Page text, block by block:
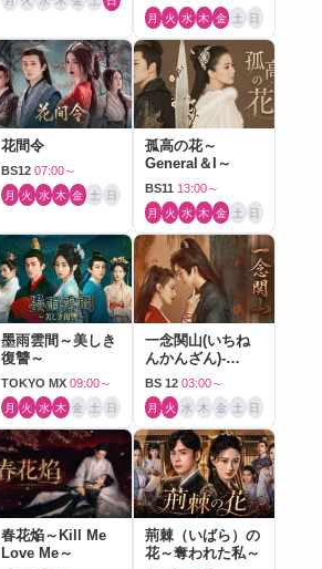
月 火 水 木 金 土 日
花間令
BS12 07:00～
月 火 水 木 金 土 日
孤高の花～
General＆I～
BS11 13:00～
月 火 水 木 金 土 日
墨雨雲間～美しき
復讐～
TOKYO MX 09:00～
月 火 水 木 金 土 日
一念関山(いちね
んかんざん)-
Journey to Love-
BS 12 03:00～
月 火 水 木 金 土 日
春花焔～Kill Me
Love Me～
荊棘（いばら）の
花～奪われた私～